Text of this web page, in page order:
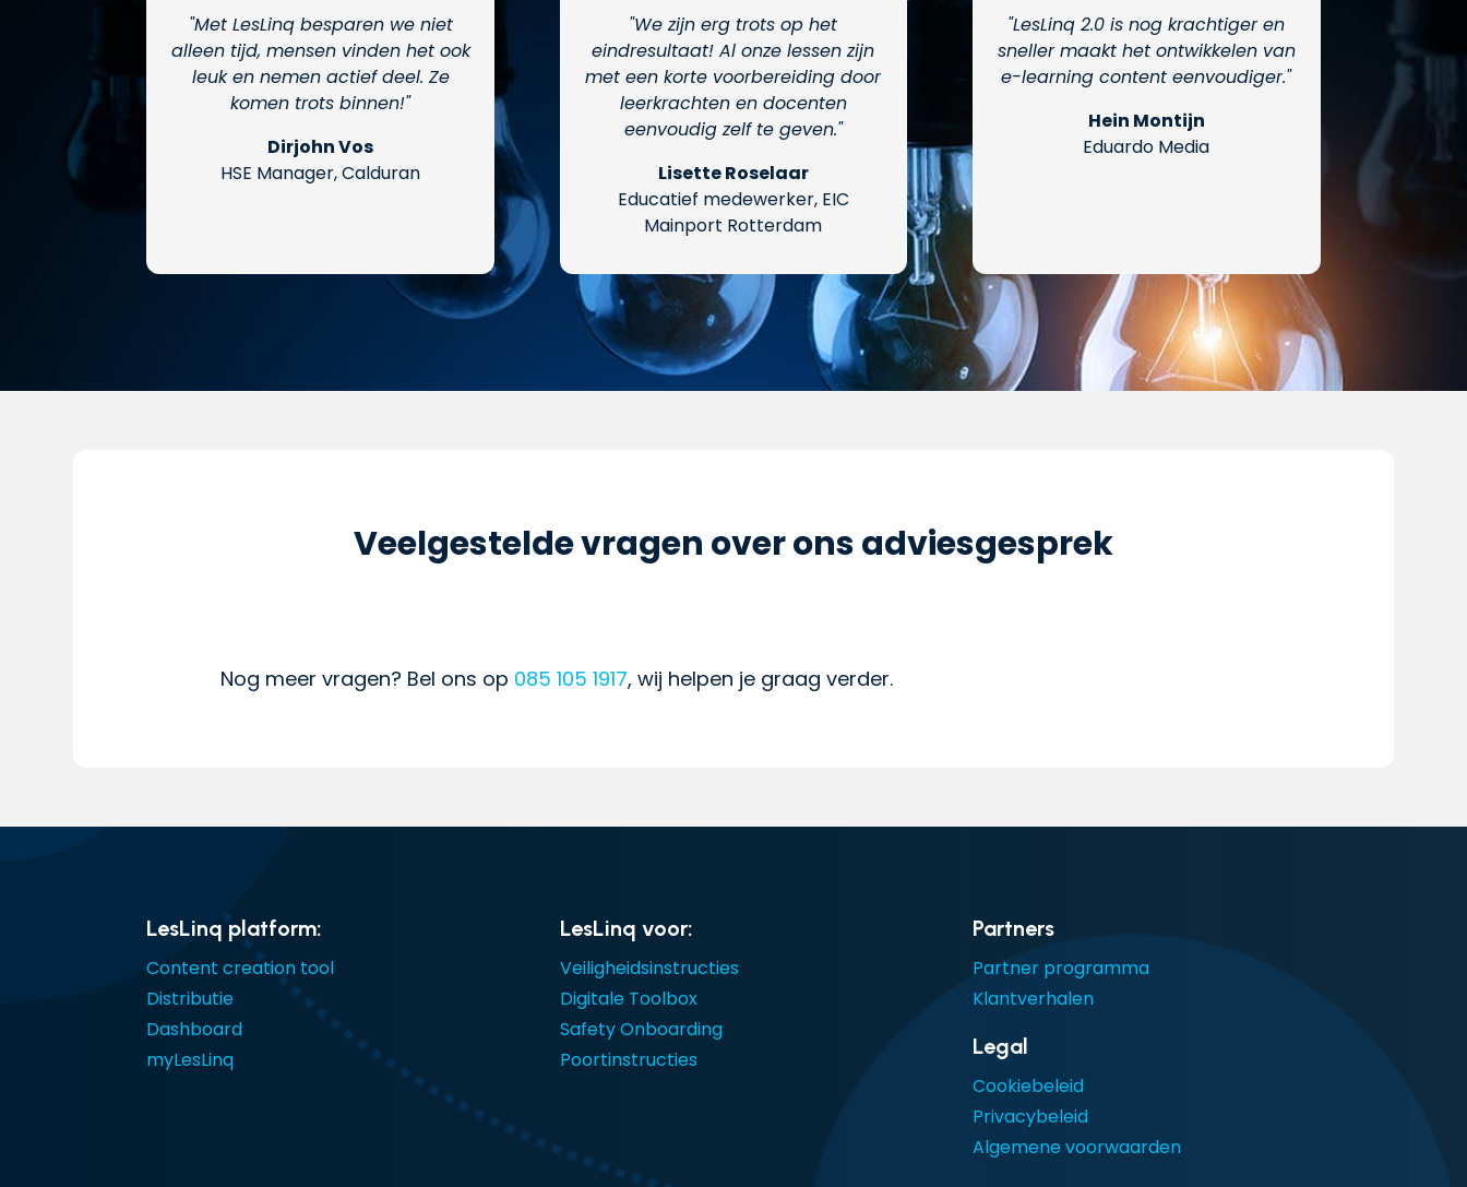
"Met LesLinq besparen we niet
alleen tijd, mensen vinden het ook
leuk en nemen actief deel. Ze
komen trots binnen!"
Dirjohn Vos
HSE Manager, Calduran
"We zijn erg trots op het
eindresultaat! Al onze lessen zijn
met een korte voorbereiding door
leerkrachten en docenten
eenvoudig zelf te geven."
Lisette Roselaar
Educatief medewerker, EIC
Mainport Rotterdam
"LesLinq 2.0 is nog krachtiger en
sneller maakt het ontwikkelen van
e-learning content eenvoudiger."
Hein Montijn
Eduardo Media
Veelgestelde vragen over ons adviesgesprek
Nog meer vragen? Bel ons op 085 105 1917, wij helpen je graag verder.
LesLinq platform:
Content creation tool
Distributie
Dashboard
myLesLinq
LesLinq voor:
Veiligheidsinstructies
Digitale Toolbox
Safety Onboarding
Poortinstructies
Partners
Partner programma
Klantverhalen
Legal
Cookiebeleid
Privacybeleid
Algemene voorwaarden